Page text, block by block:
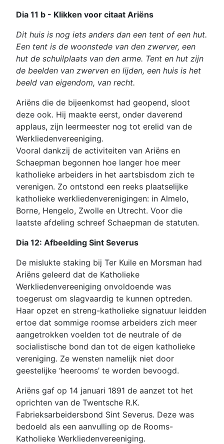
Dia 11 b - Klikken voor citaat Ariëns
Dit huis is nog iets anders dan een tent of een hut.
Een tent is de woonstede van den zwerver, een
hut de schuilplaats van den arme. Tent en hut zijn
de beelden van zwerven en lijden, een huis is het
beeld van eigendom, van recht.
Ariëns die de bijeenkomst had geopend, sloot
deze ook. Hij maakte eerst, onder daverend
applaus, zijn leermeester nog tot erelid van de
Werkliedenvereeniging.
Vooral dankzij de activiteiten van Ariëns en
Schaepman begonnen hoe langer hoe meer
katholieke arbeiders in het aartsbisdom zich te
verenigen. Zo ontstond een reeks plaatselijke
katholieke werkliedenverenigingen: in Almelo,
Borne, Hengelo, Zwolle en Utrecht. Voor die
laatste afdeling schreef Schaepman de statuten.
Dia 12: Afbeelding Sint Severus
De mislukte staking bij Ter Kuile en Morsman had
Ariëns geleerd dat de Katholieke
Werkliedenvereeniging onvoldoende was
toegerust om slagvaardig te kunnen optreden.
Haar opzet en streng-katholieke signatuur leidden
ertoe dat sommige roomse arbeiders zich meer
aangetrokken voelden tot de neutrale of de
socialistische bond dan tot de eigen katholieke
vereniging. Ze wensten namelijk niet door
geestelijke ‘heerooms’ te worden bevoogd.
Ariëns gaf op 14 januari 1891 de aanzet tot het
oprichten van de Twentsche R.K.
Fabrieksarbeidersbond Sint Severus. Deze was
bedoeld als een aanvulling op de Rooms-
Katholieke Werkliedenvereeniging.